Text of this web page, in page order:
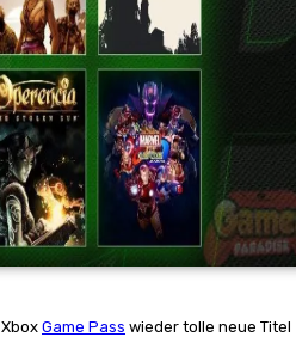
Game Pass wieder tolle neue Titel